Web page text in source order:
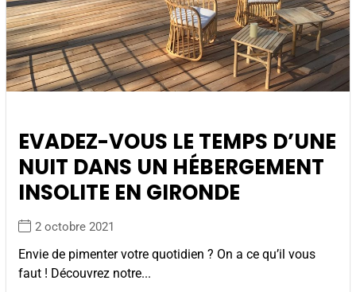
EVADEZ-VOUS LE TEMPS D’UNE
NUIT DANS UN HÉBERGEMENT
INSOLITE EN GIRONDE
2 octobre 2021
Envie de pimenter votre quotidien ? On a ce qu’il vous
faut ! Découvrez notre...